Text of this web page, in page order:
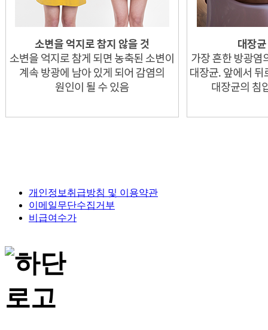
개인정보취급방침 및 이용약관
이메일무단수집거부
비급여수가